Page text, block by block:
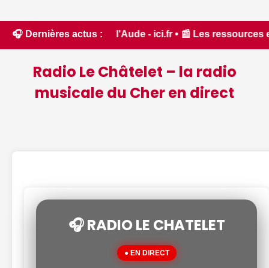
🎧 Dernières actus :
l'Aude - ici.fr • 📰 Les ressources en eau dans
Radio Le Châtelet – la radio
musicale du Cher en direct
🎧 RADIO LE CHATELET
● EN DIRECT